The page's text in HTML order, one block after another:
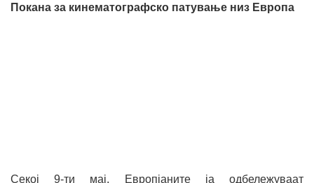
Покана за кинематографско патување низ Европа
Секој 9-ти мај, Европјаните ја одбележуваат